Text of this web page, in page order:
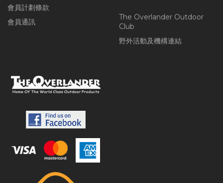
會員計劃條款
會員通訊
The Overlander Outdoor
Club
野外活動及機構連結